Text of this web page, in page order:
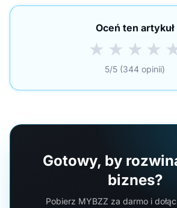
Oceń ten artykuł
★ ★ ★ ★
5/5 (344 opinii)
Gotowy, by
biznes?
Pobierz MYBZZ za darmo i